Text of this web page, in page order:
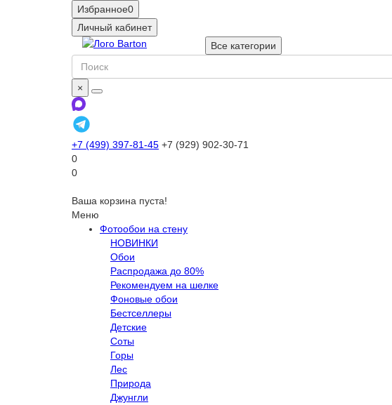
Избранное0
Личный кабинет
Все категории
×
+7 (499) 397-81-45 +7 (929) 902-30-71
0
0
Ваша корзина пуста!
Меню
Фотообои на стену
НОВИНКИ
Обои
Распродажа до 80%
Рекомендуем на шелке
Фоновые обои
Бестселлеры
Детские
Соты
Горы
Лес
Природа
Джунгли